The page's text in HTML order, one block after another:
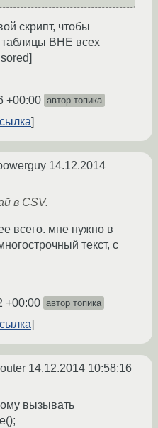
скрипт, чтобы
таблицы ВНЕ всех
+00:00 автор топика
14.12.2014
в CSV.
всего. мне нужно в
текст, с
+00:00 автор топика
14.12.2014 10:58:16
вызывать